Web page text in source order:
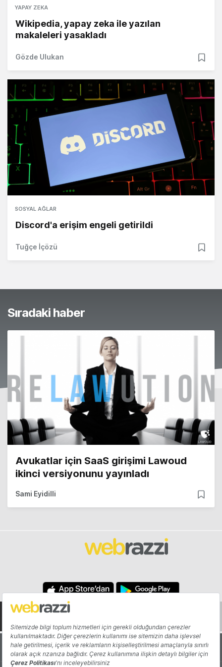
YAPAY ZEKA
Wikipedia, yapay zeka ile yazılan
makaleleri yasakladı
Gözde Ulukan
SOSYAL AĞLAR
Discord'a erişim engeli getirildi
Tuğçe İçözü
Sıradaki haber
Avukatlar için SaaS girişimi Lawoud
ikinci versiyonunu yayınladı
Sami Eyidilli
Hakkında Yazarlar